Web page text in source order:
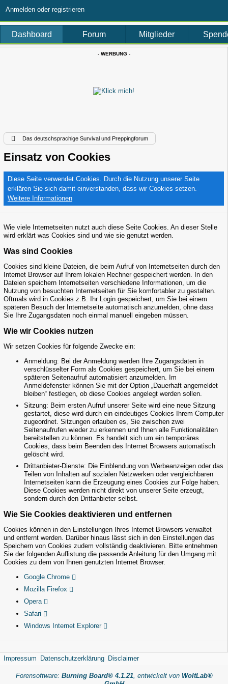
Anmelden oder registrieren
Dashboard Forum Mitglieder
- WERBUNG -
Das deutschsprachige Survival und Preppingforum
Einsatz von Cookies
Diese Seite verwendet Cookies. Durch die Nutzung unserer Seite
erklären Sie sich damit einverstanden, dass wir Cookies setzen.
Weitere Informationen
Wie viele Internetseiten nutzt auch diese Seite Cookies. An dieser Stelle
wird erklärt was Cookies sind und wie sie genutzt werden.
Was sind Cookies
Cookies sind kleine Dateien, die beim Aufruf von Internetseiten durch den
Internet Browser auf Ihrem lokalen Rechner gespeichert werden. In den
Dateien speichern Internetseiten verschiedene Informationen, um die
Nutzung von besuchten Internetseiten für Sie komfortabler zu gestalten.
Oftmals wird in Cookies z.B. Ihr Login gespeichert, um Sie bei einem
späteren Besuch der Internetseite automatisch anzumelden, ohne dass
Sie Ihre Zugangsdaten noch einmal manuell eingeben müssen.
Wie wir Cookies nutzen
Wir setzen Cookies für folgende Zwecke ein:
Anmeldung: Bei der Anmeldung werden Ihre Zugangsdaten in
verschlüsselter Form als Cookies gespeichert, um Sie bei einem
späteren Seitenaufruf automatisiert anzumelden. Im
Anmeldefenster können Sie mit der Option „Dauerhaft angemeldet
bleiben“ festlegen, ob diese Cookies angelegt werden sollen.
Sitzung: Beim ersten Aufruf unserer Seite wird eine neue Sitzung
gestartet, diese wird durch ein eindeutiges Cookies Ihrem Computer
zugeordnet. Sitzungen erlauben es, Sie zwischen zwei
Seitenaufrufen wieder zu erkennen und Ihnen alle Funktionalitäten
bereitstellen zu können. Es handelt sich um ein temporäres
Cookies, dass beim Beenden des Internet Browsers automatisch
gelöscht wird.
Drittanbieter-Dienste: Die Einblendung von Werbeanzeigen oder das
Teilen von Inhalten auf sozialen Netzwerken oder vergleichbaren
Internetseiten kann die Erzeugung eines Cookies zur Folge haben.
Diese Cookies werden nicht direkt von unserer Seite erzeugt,
sondern durch den Drittanbieter selbst.
Wie Sie Cookies deaktivieren und entfernen
Cookies können in den Einstellungen Ihres Internet Browsers verwaltet
und entfernt werden. Darüber hinaus lässt sich in den Einstellungen das
Speichern von Cookies zudem vollständig deaktivieren. Bitte entnehmen
Sie der folgenden Auflistung die passende Anleitung für den Umgang mit
Cookies zu dem von Ihnen genutzten Internet Browser.
Google Chrome
Mozilla Firefox
Opera
Safari
Windows Internet Explorer
Impressum Datenschutzerklärung Disclaimer
Forensoftware: Burning Board® 4.1.21, entwickelt von WoltLab®